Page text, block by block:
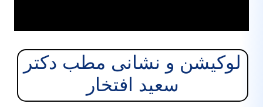
و نشانی مطب دکتر
سعید افتخار